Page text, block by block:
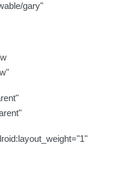
gary"